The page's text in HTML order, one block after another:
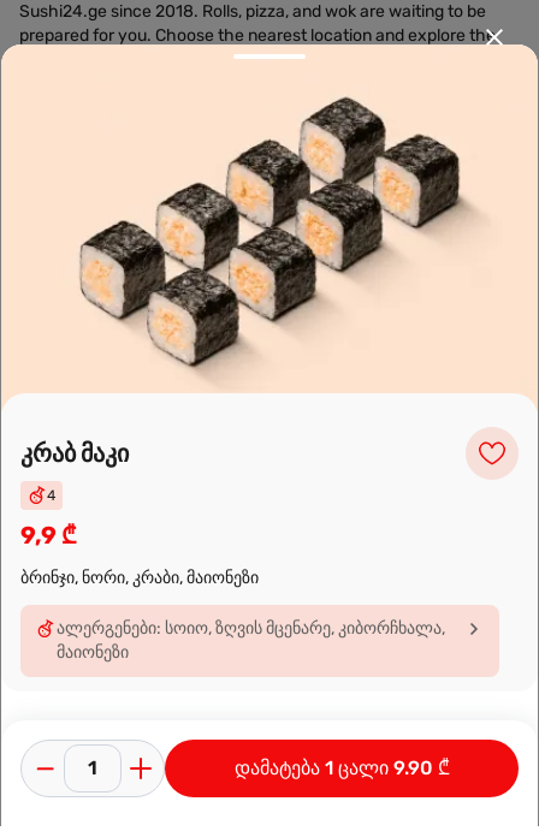
Sushi24.ge since 2018. Rolls, pizza, and wok are waiting to be
prepared for you. Choose the nearest location and explore the
OpenFreeMap
კრაბ მაკი
4
9,9 ₾
ბრინჯი, ნორი, კრაბი, მაიონეზი
ალერგენები: სოიო, ზღვის მცენარე, კიბორჩხალა,
მაიონეზი
დამატება 1 ცალი 9.90 ₾